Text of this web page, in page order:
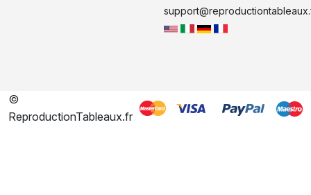
©
ReproductionTableaux.fr